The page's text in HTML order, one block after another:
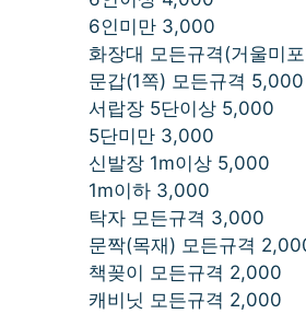
6인미만 3,000
화장대 모든규격(거울미
문갑(1쪽) 모든규격 5,000
서랍장 5단이상 5,000
5단미만 3,000
신발장 1m이상 5,000
1m이하 3,000
탁자 모든규격 3,000
문짝(목재) 모든규격
책꽂이 모든규격 2,000
캐비닛 모든규격 2,000